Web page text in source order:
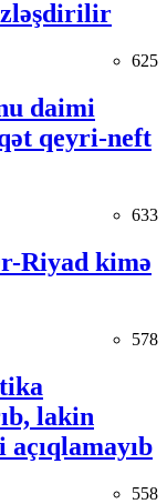
625
daimi
qeyri-neft
633
Riyad kimə
578
lakin
558